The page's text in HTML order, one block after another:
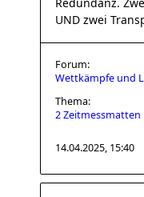
UND zwei
Forum:
Wettkämpfe und
Thema:
2 Zeitmessmatten
14.04.2025, 15:40